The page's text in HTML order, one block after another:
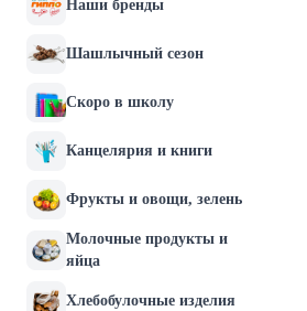
Наши бренды
Шашлычный сезон
Скоро в школу
Канцелярия и книги
Фрукты и овощи, зелень
Молочные продукты и
яйца
Хлебобулочные изделия